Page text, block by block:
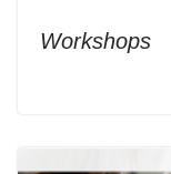
Workshops